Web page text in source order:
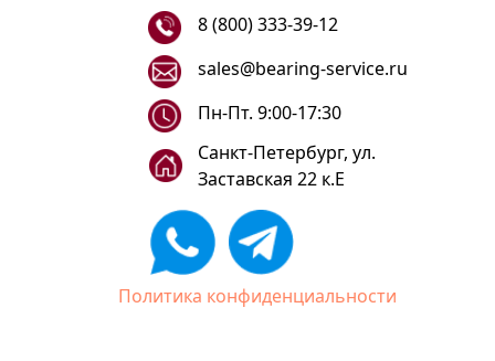
8 (800) 333-39-12
sales@bearing-service.ru
Санкт-Петербург, ул.
Заставская 22 к.Е
Пн-Пт. 9:00-17:30
Политика конфиденциальности